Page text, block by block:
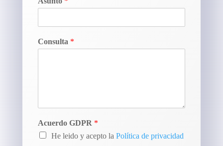
Consulta *
Acuerdo GDPR *
He leido y acepto la Política de privacidad